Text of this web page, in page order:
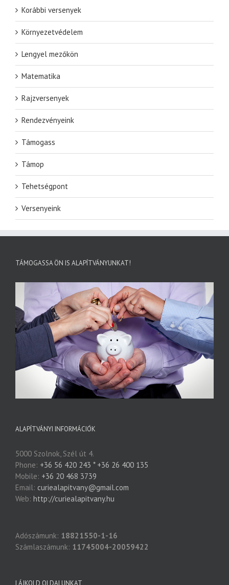
Korábbi versenyek
Környezetvédelem
Lengyel mezőkön
Matematika
Rajzversenyek
Rendezvényeink
Támogass
Támop
Tehetségpont
Versenyeink
TÁMOGASSA ÖN IS ALAPÍTVÁNYUNKAT!
ALAPÍTVÁNYI INFORMÁCIÓK
5000 Szolnok, Szél út 4.
Phone: +36 56 420 243 * +36 26 400 135
Mobile: +36 20 468 3739
Email: curiealapitvany@gmail.com
Web: http://curiealapitvany.hu
Adószámunk: 18821550-1-16
Számlaszámunk: 11745004-20059422
LÁJKOLD OLDALUNKAT